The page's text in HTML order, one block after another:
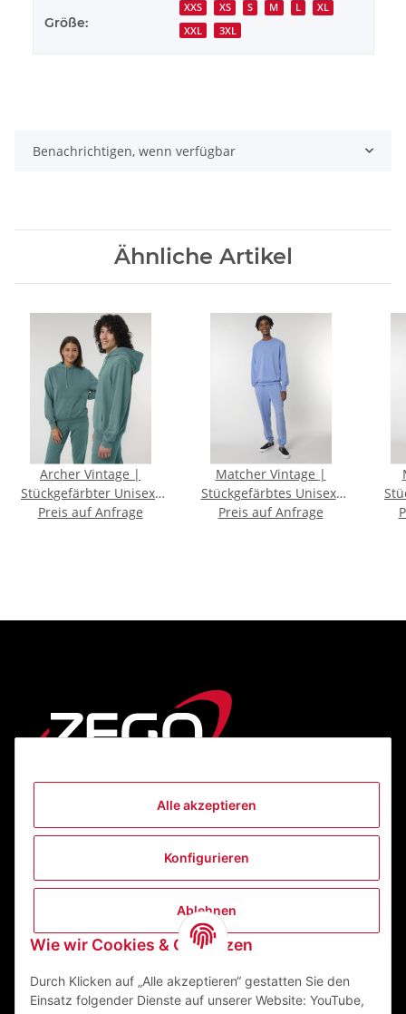
Alle akzeptieren
Konfigurieren
Ablehnen
Wie wir Cookies & Co nutzen
Durch Klicken auf „Alle akzeptieren“ gestatten Sie den
Einsatz folgender Dienste auf unserer Website: YouTube,
Größe:
XXS XS S M L
XL
XXL
3XL
Benachrichtigen, wenn verfügbar
Ähnliche Artikel
Archer Vintage |
Stückgefärbter Unisex-
Hoodie aus Terry mit
Preis auf Anfrage
Matcher Vintage |
Stückgefärbtes Unisex-
Sweatshirt aus Terry mit
Preis auf Anfrage
Informationen
ZEGO Textilveredelungszentrum GmbH
63741 Aschaffenburg Deutschland